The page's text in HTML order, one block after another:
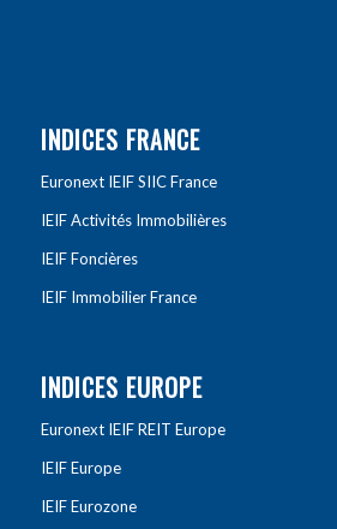
INDICES FRANCE
Euronext IEIF SIIC France
IEIF Activités Immobilières
IEIF Foncières
IEIF Immobilier France
INDICES EUROPE
Euronext IEIF REIT Europe
IEIF Europe
IEIF Eurozone